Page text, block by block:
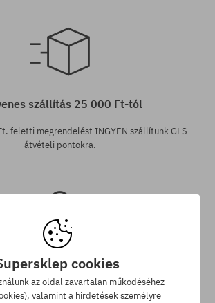
szállítás 25 000 Ft-tól
feletti megrendelést INGYEN szállítunk GLS
átvételi pontokra.
Legjobb ár garancia
cookies
az oldal zavartalan működéséhez
valamint a hirdetések személyre